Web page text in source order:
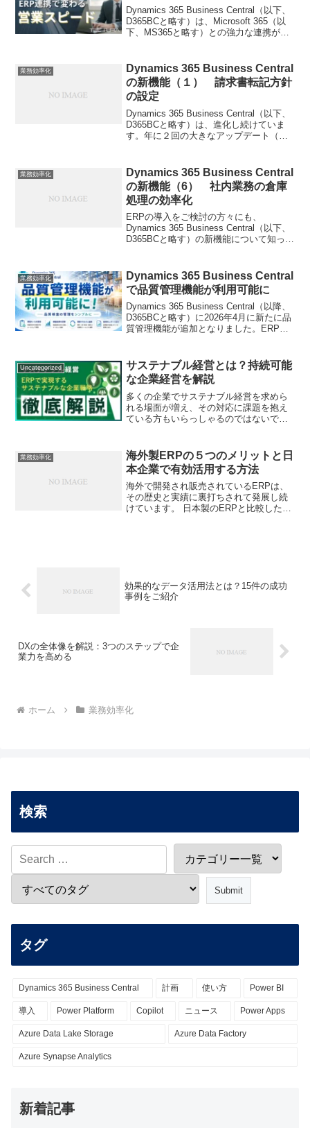
Dynamics 365 Business Central（以下、
D365BCと略す）は、Microsoft 365（以
下、MS365と略す）との強力な連携が可
業務効率化
Dynamics 365 Business Central
の新機能（１） 請求書転記方針
の設定
Dynamics 365 Business Central（以下、
D365BCと略す）は、進化し続けていま
す。年に２回の大きなアップデート（リ
D365BC本体の機能改善の...
業務効率化
Dynamics 365 Business Central
の新機能（6） 社内業務の倉庫
処理の効率化
ERPの導入をご検討の方々にも、
Dynamics 365 Business Central（以下、
D365BCと略す）の新機能について知って
ことを理解していただ...
業務効率化
Dynamics 365 Business Central
で品質管理機能が利用可能に
Dynamics 365 Business Central（以降、
D365BCと略す）に2026年4月に新たに品
質管理機能が追加となりました。ERPと
えます。以下で機能...
Uncategorized
サステナブル経営とは？持続可能
な企業経営を解説
多くの企業でサステナブル経営を求めら
れる場面が増え、その対応に課題を抱え
ている方もいらっしゃるのではないでし
れています。この記事では、サステナブ
ル経営について詳しく解説...
業務効率化
海外製ERPの５つのメリットと日
本企業で有効活用する方法
海外で開発され販売されているERPは、
その歴史と実績に裏打ちされて発展し続
けています。 日本製のERPと比較した場
効果的なデータ活用法とは？15件の成功
事例をご紹介
DXの全体像を解説：3つのステップで企
業力を高める
ホーム 業務効率化
検索
タグ
Dynamics 365 Business Central 計画 使い方 Power BI
導入 Power Platform Copilot ニュース Power Apps
Azure Data Lake Storage Azure Data Factory
Azure Synapse Analytics
新着記事